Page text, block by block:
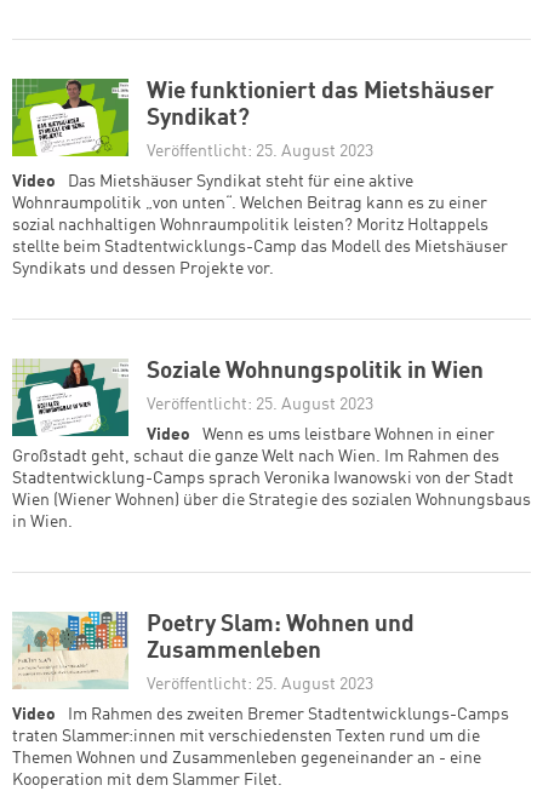
Wie funktioniert das Mietshäuser
Syndikat?
Veröffentlicht: 25. August 2023
Video
Das Mietshäuser Syndikat steht für eine aktive
Wohnraumpolitik „von unten“. Welchen Beitrag kann es zu einer
sozial nachhaltigen Wohnraumpolitik leisten? Moritz Holtappels
stellte beim Stadtentwicklungs-Camp das Modell des Mietshäuser
Syndikats und dessen Projekte vor.
Soziale Wohnungspolitik in Wien
Veröffentlicht: 25. August 2023
Video
Wenn es ums leistbare Wohnen in einer
Großstadt geht, schaut die ganze Welt nach Wien. Im Rahmen des
Stadtentwicklung-Camps sprach Veronika Iwanowski von der Stadt
Wien (Wiener Wohnen) über die Strategie des sozialen Wohnungsbaus
in Wien.
Poetry Slam: Wohnen und
Zusammenleben
Veröffentlicht: 25. August 2023
Video
Im Rahmen des zweiten Bremer Stadtentwicklungs-Camps
traten Slammer:innen mit verschiedensten Texten rund um die
Themen Wohnen und Zusammenleben gegeneinander an - eine
Kooperation mit dem Slammer Filet.